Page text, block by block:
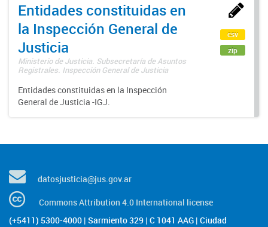
Entidades constituidas en
la Inspección General de
Justicia
Ministerio de Justicia. Subsecretaría de Asuntos
Registrales. Inspección General de Justicia
Entidades constituidas en la Inspección
General de Justicia -IGJ.
csv
zip
datosjusticia@jus.gov.ar
Commons Attribution 4.0 International license
(+5411) 5300-4000 | Sarmiento 329 | C 1041 AAG | Ciudad